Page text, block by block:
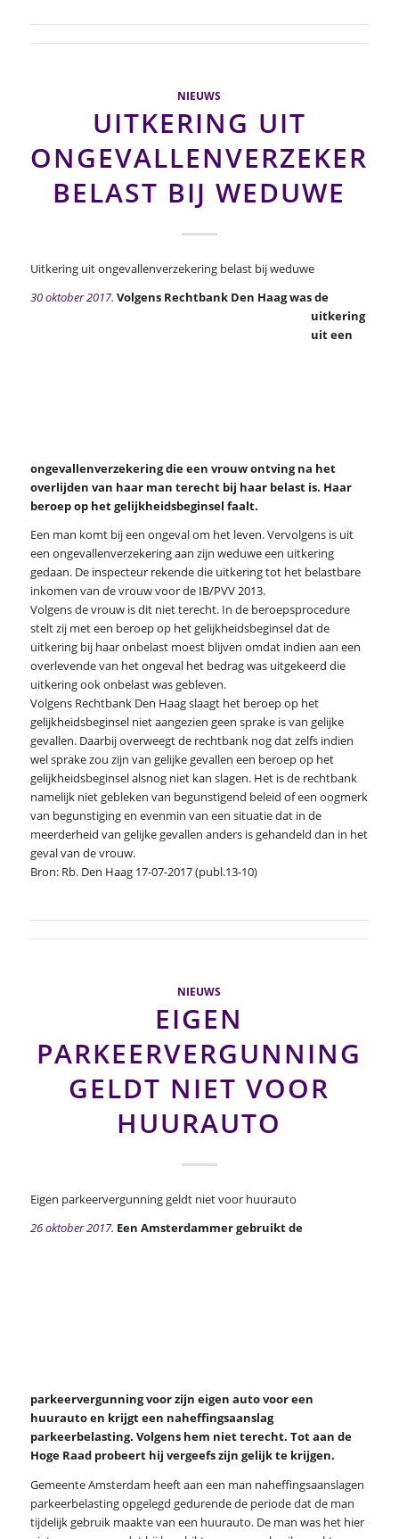
NIEUWS
UITKERING UIT
BELAST BIJ WEDUWE
Uitkering uit ongevallenverzekering belast bij weduwe
30 oktober 2017. Volgens Rechtbank Den Haag was de
uitkering
uit een
ongevallenverzekering die een vrouw ontving na het
overlijden van haar man terecht bij haar belast is. Haar
beroep op het gelijkheidsbeginsel faalt.
Een man komt bij een ongeval om het leven. Vervolgens is uit
een ongevallenverzekering aan zijn weduwe een uitkering
gedaan. De inspecteur rekende die uitkering tot het belastbare
inkomen van de vrouw voor de IB/PVV 2013.
Volgens de vrouw is dit niet terecht. In de beroepsprocedure
stelt zij met een beroep op het gelijkheidsbeginsel dat de
uitkering bij haar onbelast moest blijven omdat indien aan een
overlevende van het ongeval het bedrag was uitgekeerd die
uitkering ook onbelast was gebleven.
Volgens Rechtbank Den Haag slaagt het beroep op het
gelijkheidsbeginsel niet aangezien geen sprake is van gelijke
gevallen. Daarbij overweegt de rechtbank nog dat zelfs indien
wel sprake zou zijn van gelijke gevallen een beroep op het
gelijkheidsbeginsel alsnog niet kan slagen. Het is de rechtbank
namelijk niet gebleken van begunstigend beleid of een oogmerk
van begunstiging en evenmin van een situatie dat in de
meerderheid van gelijke gevallen anders is gehandeld dan in het
geval van de vrouw.
Bron: Rb. Den Haag 17-07-2017 (publ.13-10)
NIEUWS
EIGEN
PARKEERVERGUNNING
GELDT NIET VOOR
HUURAUTO
Eigen parkeervergunning geldt niet voor huurauto
26 oktober 2017. Een Amsterdammer gebruikt de
parkeervergunning voor zijn eigen auto voor een
huurauto en krijgt een naheffingsaanslag
parkeerbelasting. Volgens hem niet terecht. Tot aan de
Hoge Raad probeert hij vergeefs zijn gelijk te krijgen.
Gemeente Amsterdam heeft aan een man naheffingsaanslagen
parkeerbelasting opgelegd gedurende de periode dat de man
tijdelijk gebruik maakte van een huurauto. De man was het hier